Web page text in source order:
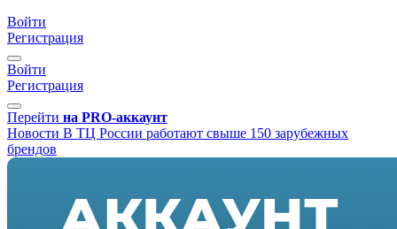
Войти
Регистрация
Войти
Регистрация
Перейти на PRO-аккаунт
Новости В ТЦ России работают свыше 150 зарубежных
брендов